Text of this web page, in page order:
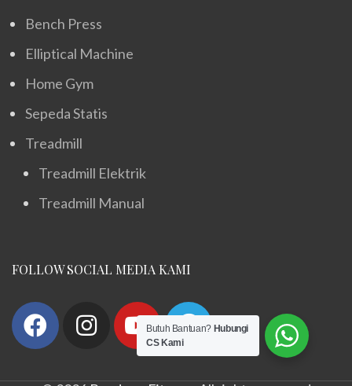
Bench Press
Elliptical Machine
Home Gym
Sepeda Statis
Treadmill
Treadmill Elektrik
Treadmill Manual
FOLLOW SOCIAL MEDIA KAMI
Butuh Bantuan? Hubungi
CS Kami